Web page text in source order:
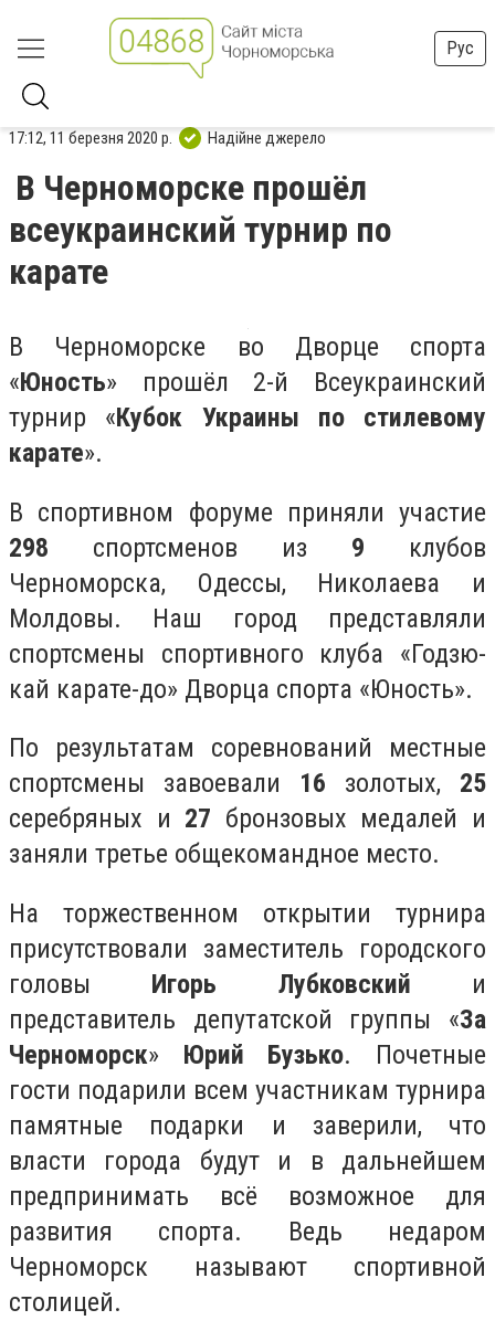
Рус
17:12, 11 березня 2020 р. Надійне джерело
В Черноморске прошёл
всеукраинский турнир по
карате
В Черноморске во Дворце спорта
«Юность» прошёл 2-й Всеукраинский
турнир «Кубок Украины по стилевому
карате».
В спортивном форуме приняли участие
298 спортсменов из 9 клубов
Черноморска, Одессы, Николаева и
Молдовы. Наш город представляли
спортсмены спортивного клуба «Годзю-
кай карате-до» Дворца спорта «Юность».
По результатам соревнований местные
спортсмены завоевали 16 золотых, 25
серебряных и 27 бронзовых медалей и
заняли третье общекомандное место.
На торжественном открытии турнира
присутствовали заместитель городского
головы Игорь Лубковский и
представитель депутатской группы «За
Черноморск» Юрий Бузько. Почетные
гости подарили всем участникам турнира
памятные подарки и заверили, что
власти города будут и в дальнейшем
предпринимать всё возможное для
развития спорта. Ведь недаром
Черноморск называют спортивной
столицей.